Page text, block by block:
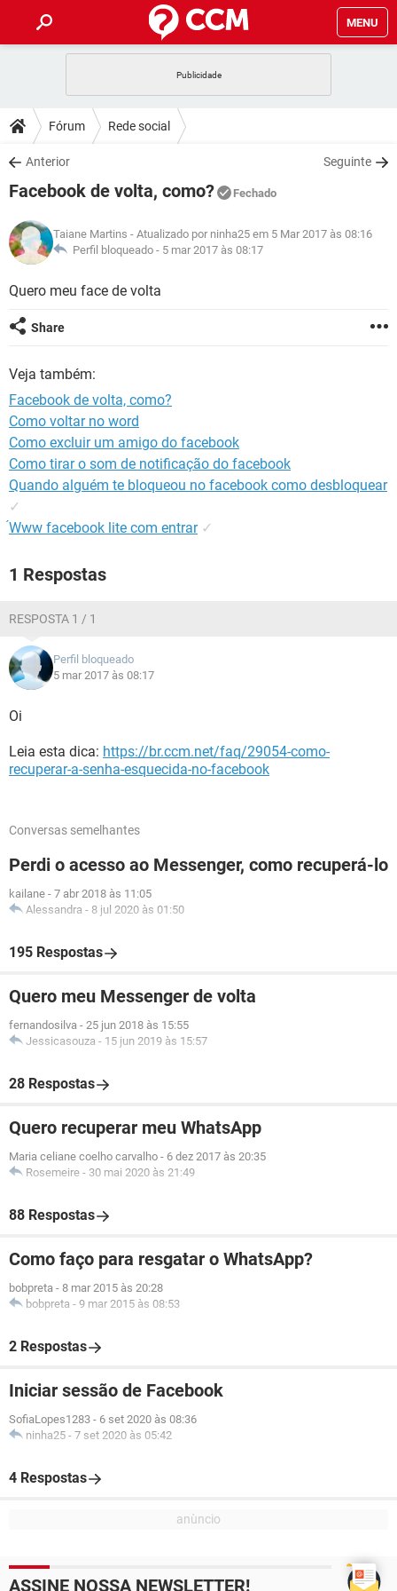
MENU
CELULAR
OUTLOOK
INSTAGRAM GMAIL
GUIA DE COMPRAS
DICAS
JOGOS
INSTAGRAM GMAIL
GUIA DE COMPRAS
DOWNLOADS
JOGOS WHATSAPP
CELULAR
OUTLOOK EXCEL
JOGOS WHATSAPP
CELULAR
OUTLOOK
INSTAGRAM
GLOSSÁRIO
INSTAGRAM
GUIA DE COMPRAS
Fórum Rede social
Anterior Seguinte
Facebook de volta, como? Fechado
Taiane Martins - Atualizado por ninha25 em 5 Mar 2017 às 08:16
Perfil bloqueado - 5 mar 2017 às 08:17
Quero meu face de volta
Share
Veja também:
Facebook de volta, como?
Como voltar no word
Como excluir um amigo do facebook
Como tirar o som de notificação do facebook
Quando alguém te bloqueou no facebook como desbloquear
✓
́Www facebook lite com entrar ✓
1 Respostas
RESPOSTA 1 / 1
Perfil bloqueado
5 mar 2017 às 08:17
Oi
Leia esta dica: https://br.ccm.net/faq/29054-como-
recuperar-a-senha-esquecida-no-facebook
Conversas semelhantes
Perdi o acesso ao Messenger, como recuperá-lo
kailane - 7 abr 2018 às 11:05
Alessandra - 8 jul 2020 às 01:50
195 Respostas
Quero meu Messenger de volta
fernandosilva - 25 jun 2018 às 15:55
Jessicasouza - 15 jun 2019 às 15:57
28 Respostas
Quero recuperar meu WhatsApp
Maria celiane coelho carvalho - 6 dez 2017 às 20:35
Rosemeire - 30 mai 2020 às 21:49
88 Respostas
Como faço para resgatar o WhatsApp?
bobpreta - 8 mar 2015 às 20:28
bobpreta - 9 mar 2015 às 08:53
2 Respostas
Iniciar sessão de Facebook
SofiaLopes1283 - 6 set 2020 às 08:36
ninha25 - 7 set 2020 às 05:42
4 Respostas
ASSINE NOSSA NEWSLETTER!